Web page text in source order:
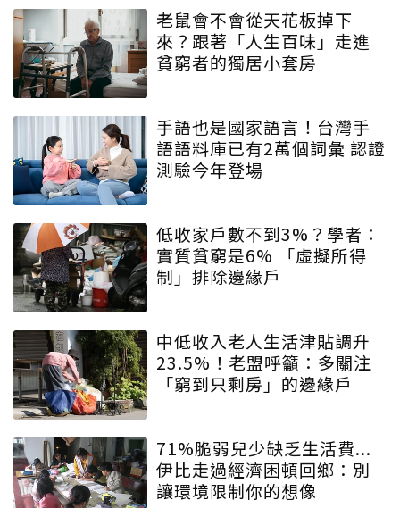
老鼠會不會從天花板掉下
來？跟著「人生百味」走進
貧窮者的獨居小套房
手語也是國家語言！台灣手
語語料庫已有2萬個詞彙 認證
測驗今年登場
低收家戶數不到3%？學者：
實質貧窮是6% 「虛擬所得
制」排除邊緣戶
中低收入老人生活津貼調升
23.5%！老盟呼籲：多關注
「窮到只剩房」的邊緣戶
71%脆弱兒少缺乏生活費...
伊比走過經濟困頓回鄉：別
讓環境限制你的想像